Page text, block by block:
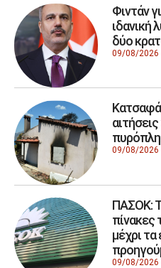
Φιντάν
ιδανική
δύο
09/08/2026
09/08/2026
ΠΑΣΟΚ:
πίνακες
μέχρι
09/08/2026